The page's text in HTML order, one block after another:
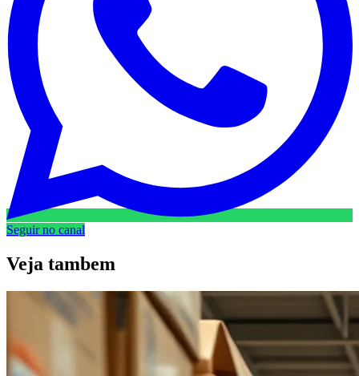
Seguir no canal
Veja tambem